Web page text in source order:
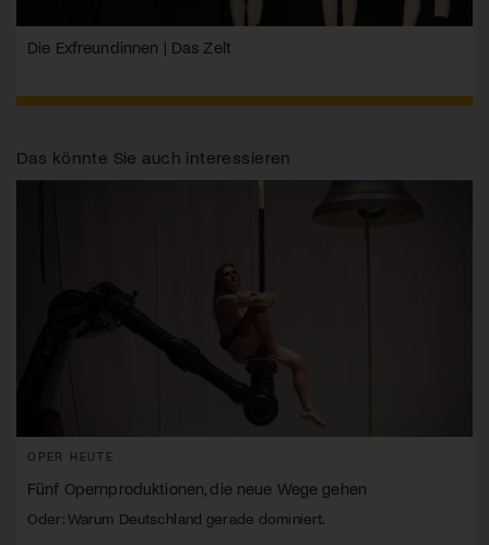
Die Exfreundinnen | Das Zelt
Das könnte Sie auch interessieren
OPER HEUTE
Fünf Opernproduktionen, die neue Wege gehen
Oder: Warum Deutschland gerade dominiert.